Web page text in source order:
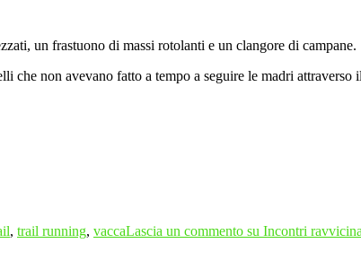
un frastuono di massi rotolanti e un clangore di campane.
non avevano fatto a tempo a seguire le madri attraverso
, trail running, vaccaLascia un commento su Incontri